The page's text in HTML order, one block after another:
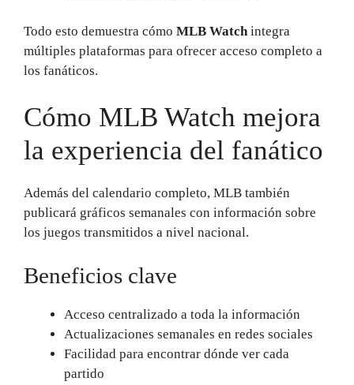
Todo esto demuestra cómo MLB Watchintegra
múltiples plataformas para ofrecer acceso completo a
los fanáticos.
Cómo MLB Watch mejora
la experiencia del fanático
Además del calendario completo, MLB también
publicará gráficos semanales con información sobre
los juegos transmitidos a nivel nacional.
Beneficios clave
Acceso centralizado a toda la información
Actualizaciones semanales en redes sociales
Facilidad para encontrar dónde ver cada
partido